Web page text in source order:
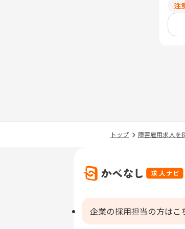
注
トップ 障害雇用求人を
企業の採用担当の方はこ